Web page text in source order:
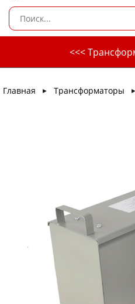
<<<
Главная ► Трансформаторы ►